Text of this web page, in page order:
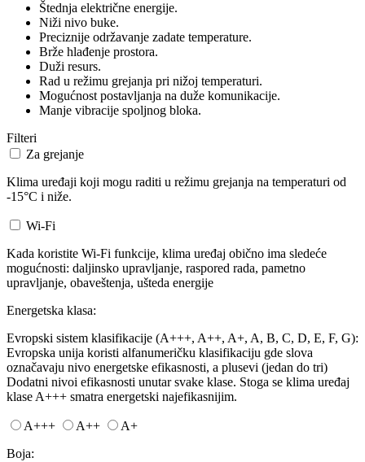
Štednja električne energije.
Niži nivo buke.
Preciznije održavanje zadate temperature.
Brže hlađenje prostora.
Duži resurs.
Rad u režimu grejanja pri nižoj temperaturi.
Mogućnost postavljanja na duže komunikacije.
Manje vibracije spoljnog bloka.
Filteri
Za grejanje
Klima uređaji koji mogu raditi u režimu grejanja na temperaturi od
-15°C i niže.
Wi-Fi
Kada koristite Wi-Fi funkcije, klima uređaj obično ima sledeće
mogućnosti: daljinsko upravljanje, raspored rada, pametno
upravljanje, obaveštenja, ušteda energije
Energetska klasa:
Evropski sistem klasifikacije (A+++, A++, A+, A, B, C, D, E, F, G):
Evropska unija koristi alfanumeričku klasifikaciju gde slova
označavaju nivo energetske efikasnosti, a plusevi (jedan do tri)
Dodatni nivoi efikasnosti unutar svake klase. Stoga se klima uređaj
klase A+++ smatra energetski najefikasnijim.
A+++ A++
A+
Boja: